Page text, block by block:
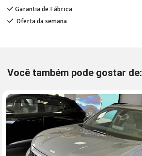
Garantia de Fábrica
Oferta da semana
Você também pode gostar de: